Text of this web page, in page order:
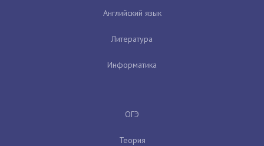
Английский язык
Литература
Информатика
ОГЭ
Теория